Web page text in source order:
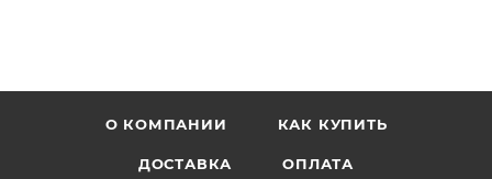
О КОМПАНИИ КАК КУПИТЬ
ДОСТАВКА ОПЛАТА